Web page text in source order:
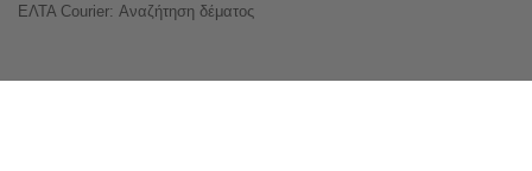
ΕΛΤΑ Courier: Αναζήτηση δέματος